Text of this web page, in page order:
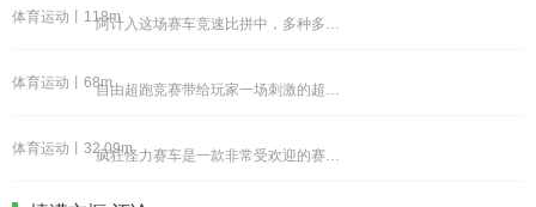
体育运动丨118m
体育运动丨68m
体育运动丨32.09m